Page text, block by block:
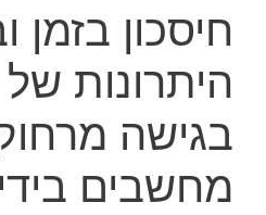
חיסכון בזמן
היתרונות
בגישה
מחשבים